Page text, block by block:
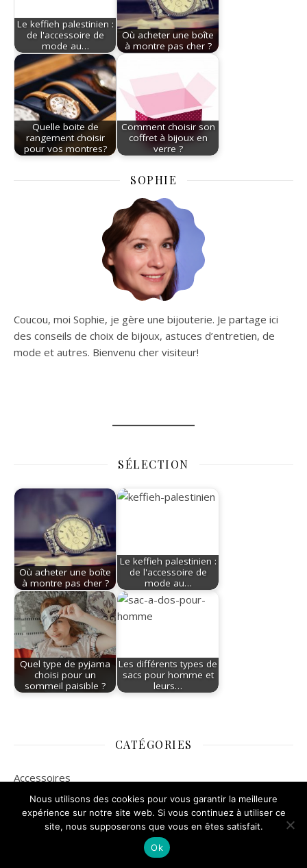
Le keffieh palestinien :
de l'accessoire de
mode au…
Où acheter une boîte
à montre pas cher ?
Quelle boite de
rangement choisir
pour vos montres?
Comment choisir son
coffret à bijoux en
verre ?
SOPHIE
Coucou, moi Sophie, je gère une bijouterie. Je partage ici
des conseils de choix de bijoux, astuces d’entretien, de
mode et autres. Bienvenu cher visiteur!
SÉLECTION
Où acheter une boîte
à montre pas cher ?
Le keffieh palestinien :
de l'accessoire de
mode au…
Quel type de pyjama
choisi pour un
sommeil paisible ?
Les différents types de
sacs pour homme et
leurs…
CATÉGORIES
Accessoires
Bijoux
Nous utilisons des cookies pour vous garantir la meilleure
expérience sur notre site web. Si vous continuez à utiliser ce
site, nous supposerons que vous en êtes satisfait.
Ok